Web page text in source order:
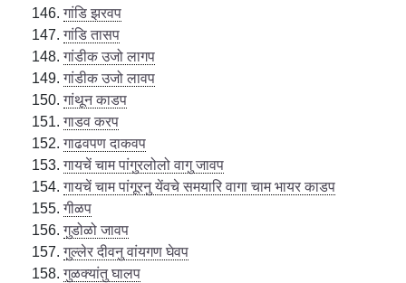
गांडि झरवप
गांडि तासप
गांडीक उजो लागप
गांडीक उजो लावप
गांथून काडप
गाडव करप
गाढवपण दाकवप
गायचें चाम पांगुरलोलो वागु जावप
गायचें चाम पांगूरनु येंवचे समयारि वागा चाम भायर काडप
गीळप
गुडोळो जावप
गुल्लेर दीवनु वांयगण घेवप
गुळक्यांतु घालप